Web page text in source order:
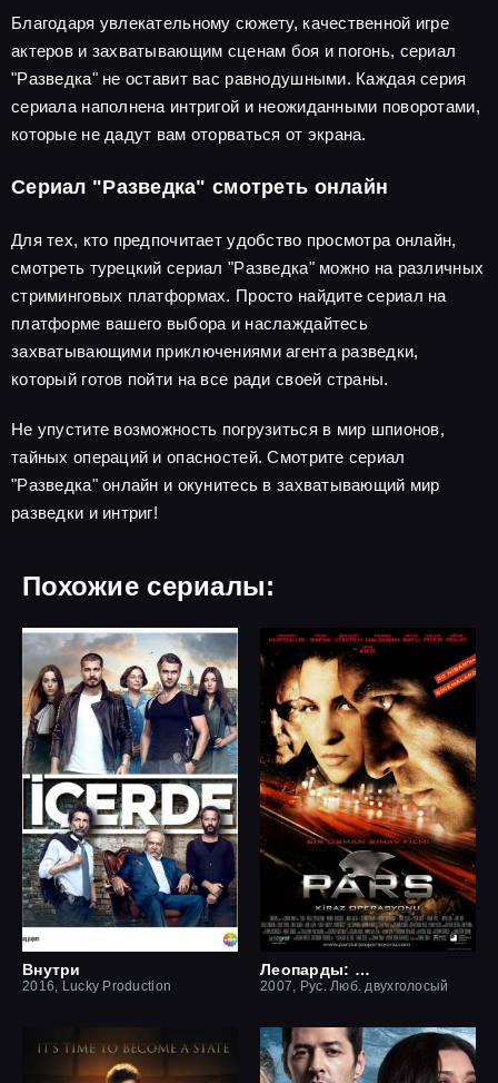
Благодаря увлекательному сюжету, качественной игре
актеров и захватывающим сценам боя и погонь, сериал
"Разведка" не оставит вас равнодушными. Каждая серия
сериала наполнена интригой и неожиданными поворотами,
которые не дадут вам оторваться от экрана.
Сериал "Разведка" смотреть онлайн
Для тех, кто предпочитает удобство просмотра онлайн,
смотреть турецкий сериал "Разведка" можно на различных
стриминговых платформах. Просто найдите сериал на
платформе вашего выбора и наслаждайтесь
захватывающими приключениями агента разведки,
который готов пойти на все ради своей страны.
Не упустите возможность погрузиться в мир шпионов,
тайных операций и опасностей. Смотрите сериал
"Разведка" онлайн и окунитесь в захватывающий мир
разведки и интриг!
Похожие сериалы:
Внутри
2016, Lucky Production
Леопарды: Операция вишня
2007, Рус. Люб. двухголосый